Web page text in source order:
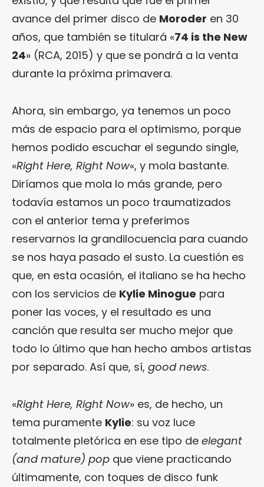
avance del primer disco de Moroder en 30
años, que también se titulará «74 is the New
24» (RCA, 2015) y que se pondrá a la venta
durante la próxima primavera.
Ahora, sin embargo, ya tenemos un poco
más de espacio para el optimismo, porque
hemos podido escuchar el segundo single,
«Right Here, Right Now«, y mola bastante.
Diríamos que mola lo más grande, pero
todavía estamos un poco traumatizados
con el anterior tema y preferimos
reservarnos la grandilocuencia para cuando
se nos haya pasado el susto. La cuestión es
que, en esta ocasión, el italiano se ha hecho
con los servicios de Kylie Minogue para
poner las voces, y el resultado es una
canción que resulta ser mucho mejor que
todo lo último que han hecho ambos artistas
por separado. Así que, sí, good news.
«Right Here, Right Now» es, de hecho, un
tema puramente Kylie: su voz luce
totalmente pletórica en ese tipo de elegant
(and mature) pop que viene practicando
últimamente, con toques de disco funk